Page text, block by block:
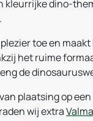
kleurrijke dino-
toe en
het ruime
de
plaatsing op
wij extra